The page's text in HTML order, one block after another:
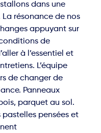
dans une
résonance de nos
appuyant sur
de
à l’essentiel et
L’équipe
de changer de
Panneaux
parquet au sol.
pensées et